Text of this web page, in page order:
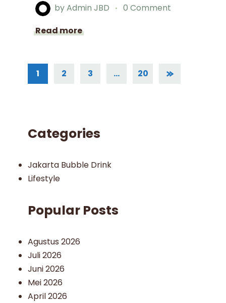
byAdmin JBD
0 Comment
Read more
1 2 3 … 20
Categories
Jakarta Bubble Drink
Lifestyle
Popular Posts
Agustus 2026
Juli 2026
Juni 2026
Mei 2026
April 2026